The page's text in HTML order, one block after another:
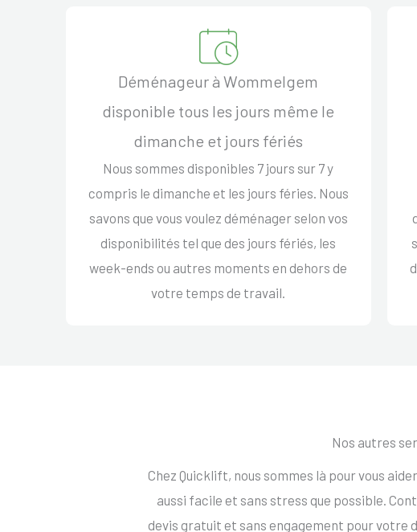
Déménageur à Wommelgem
disponible tous les jours même le
dimanche et jours fériés
Nous sommes disponibles 7 jours sur 7 y
compris le dimanche et les jours féries. Nous
savons que vous voulez déménager selon vos
disponibilités tel que des jours fériés, les
week-ends ou autres moments en dehors de
votre temps de travail.
Nos autres
Chez Quicklift, nous sommes là pour vous
aussi facile et sans stress que possible.
devis gratuit et sans engagement pour votre